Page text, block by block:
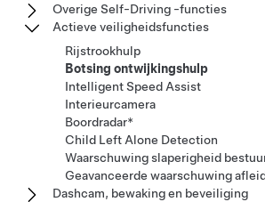
Overige Self-Driving -functies
Actieve veiligheidsfuncties
Rijstrookhulp
Botsing ontwijkingshulp
Intelligent Speed Assist
Interieurcamera
Boordradar*
Child Left Alone Detection
Waarschuwing slaperigheid
Geavanceerde waarschuwing
Dashcam, bewaking en beveiliging